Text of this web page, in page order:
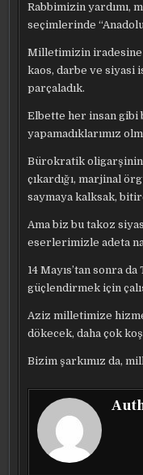
Rabbimizin yardımı,
seçimlerinde
Milletimizin
kaos, darbe ve siyasi
parçaladık.
Elbette her insan gibi
yapamadıklarımız
Bürokratik
çıkardığı, marjinal
saymaya kalksak,
Ama biz bu takoz
eserlerimizle adeta
14 Mayıs’tan sonra
güçlendirmek için
Aziz milletimize
dökecek, daha çok
Bizim şarkımız da,